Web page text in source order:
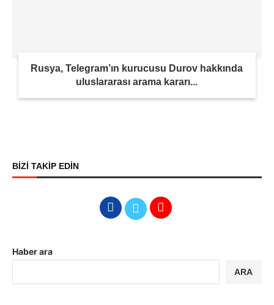
Rusya, Telegram’ın kurucusu Durov hakkında
uluslararası arama kararı...
BİZİ TAKİP EDİN
Haber ara
ARA